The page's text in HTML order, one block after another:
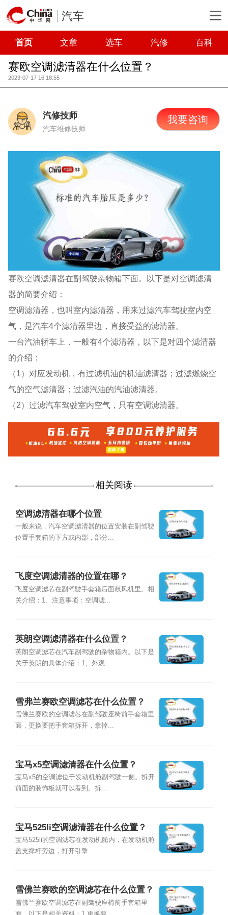
汽车
首页 文章 选车 汽修 百科
赛欧空调滤清器在什么位置？
2023-07-17 16:18:55
汽修技师
汽车维修技师
我要咨询
赛欧空调滤清器在副驾驶杂物箱下面。以下是对空调滤清
器的简要介绍：
空调滤清器，也叫室内滤清器，用来过滤汽车驾驶室内空
气，是汽车4个滤清器里边，直接受益的滤清器。
一台汽油轿车上，一般有4个滤清器，以下是对四个滤清器
的介绍：
（1）对应发动机，有过滤机油的机油滤清器；过滤燃烧空
气的空气滤清器；过滤汽油的汽油滤清器。
（2）过滤汽车驾驶室内空气，只有空调滤清器。
相关阅读
空调滤清器在哪个位置
一般来说，汽车空调滤清器的位置安装在副驾驶
位置手套箱的下方或内部，部分...
飞度空调滤清器的位置在哪？
飞度空调滤芯在副驾驶手套箱后面鼓风机里。相
关介绍：1、注意事项：空调滤...
英朗空调滤清器在什么位置？
英朗空调滤芯在汽车副驾驶的杂物箱内。以下是
关于英朗的具体介绍：1、外观...
雪弗兰赛欧空调滤芯在什么位置？
雪佛兰赛欧的空调滤芯在副驾驶座椅前手套箱里
面，更换要把手套箱拆开，拿掉...
宝马x5空调滤清器在什么位置？
宝马x5的空调滤位于发动机舱副驾驶一侧。拆开
前面的装饰板就可以看到。拆...
宝马525li空调滤清器在什么位置？
宝马525li的空调滤芯在发动机舱内，在发动机舱
盖支撑杆旁边，打开引擎...
雪佛兰赛欧的空调滤芯在什么位置？
雪佛兰赛欧空调滤芯在副驾驶座椅前手套箱里